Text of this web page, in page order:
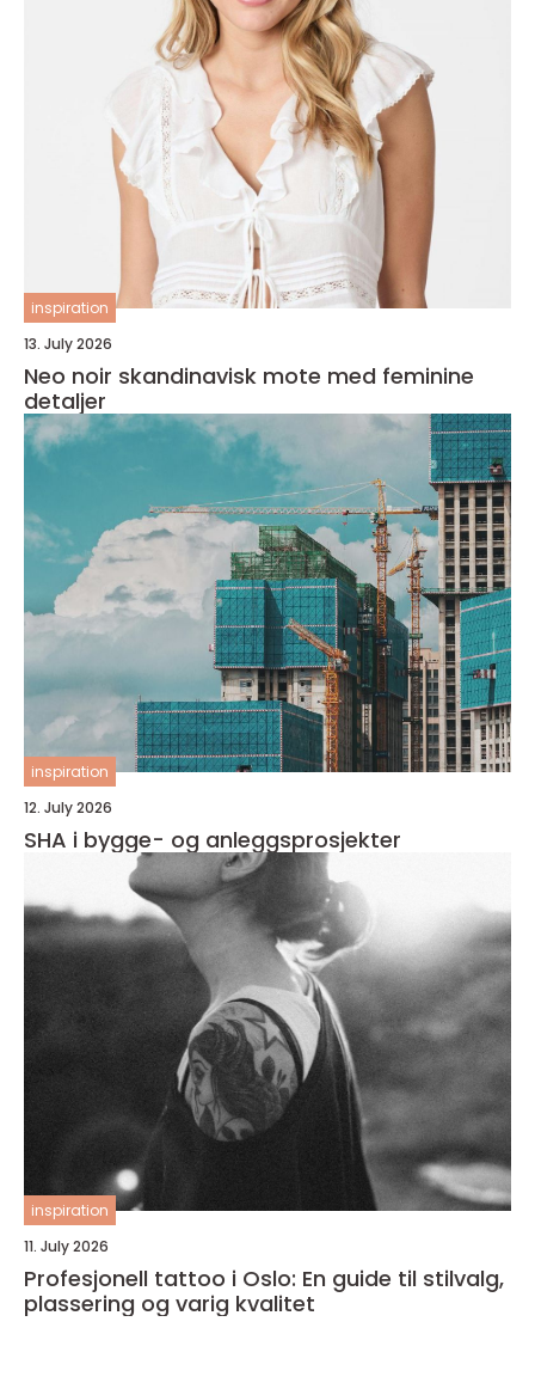
inspiration
13. July 2026
Neo noir skandinavisk mote med feminine
detaljer
inspiration
12. July 2026
SHA i bygge- og anleggsprosjekter
inspiration
11. July 2026
Profesjonell tattoo i Oslo: En guide til stilvalg,
plassering og varig kvalitet